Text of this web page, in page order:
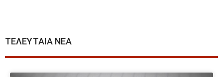
ΤΕΛΕΥΤΑΙΑ ΝΕΑ